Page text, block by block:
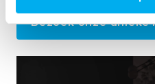
Bezoek onze unieke